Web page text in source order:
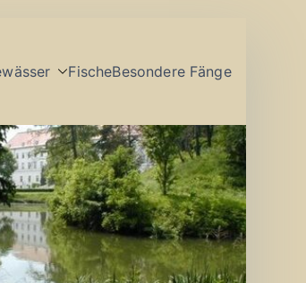
FischeBesondere Fänge